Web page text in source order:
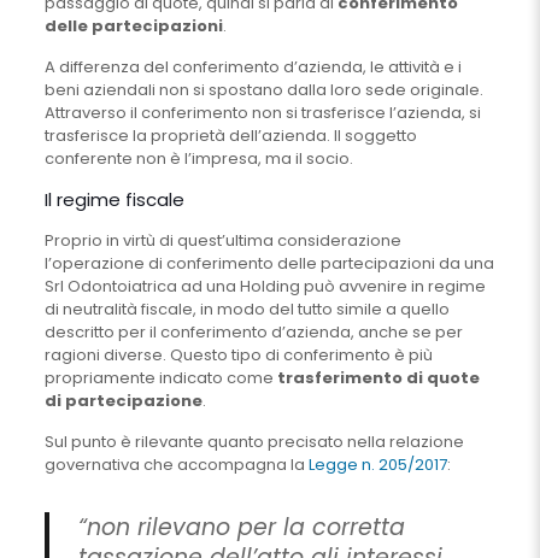
delle partecipazioni.
A differenza del conferimento d’azienda, le attività e i
beni aziendali non si spostano dalla loro sede originale.
Attraverso il conferimento non si trasferisce l’azienda, si
trasferisce la proprietà dell’azienda. Il soggetto
conferente non è l’impresa, ma il socio.
Il regime fiscale
Proprio in virtù di quest’ultima considerazione
l’operazione di conferimento delle partecipazioni da una
Srl Odontoiatrica ad una Holding può avvenire in regime
di neutralità fiscale, in modo del tutto simile a quello
descritto per il conferimento d’azienda, anche se per
ragioni diverse. Questo tipo di conferimento è più
propriamente indicato come trasferimento di quote
di partecipazione.
Sul punto è rilevante quanto precisato nella relazione
governativa che accompagna la Legge n. 205/2017:
“non rilevano per la corretta